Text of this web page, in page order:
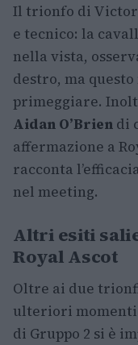
Il trionfo di
e tecnico: la
nella vista,
destro, ma
primeggiare.
Aidan O’Brien di
affermazione a
racconta
nel meeting.
Altri esiti
Royal Ascot
Oltre ai due
ulteriori
di Gruppo 2 si è